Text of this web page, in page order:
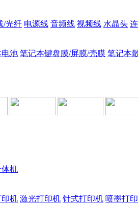
/光纤 电源线 音频线 视频线 水晶头
池 笔记本键盘膜/屏膜/壳膜 笔记本
机
机 激光打印机 针式打印机 喷墨打